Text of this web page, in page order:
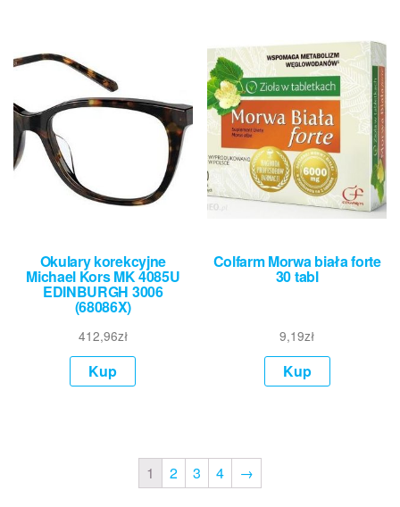
Okulary korekcyjne
Michael Kors MK 4085U
EDINBURGH 3006
(68086X)
412,96zł
Kup
Colfarm Morwa biała forte
30 tabl
9,19zł
Kup
1 2 3 4 →